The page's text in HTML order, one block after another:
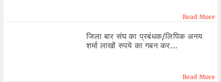
Read More
जिला बार संघ का प्रबंधक/लिपिक अनय
शर्मा लाखों रुपये का गबन कर...
Read More